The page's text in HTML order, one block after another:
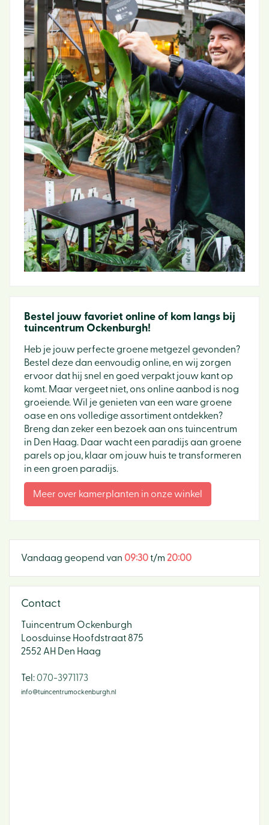
Bestel jouw favoriet online of kom langs bij
tuincentrum Ockenburgh!
Heb je jouw perfecte groene metgezel gevonden?
Bestel deze dan eenvoudig online, en wij zorgen
ervoor dat hij snel en goed verpakt jouw kant op
komt. Maar vergeet niet, ons online aanbod is nog
groeiende. Wil je genieten van een ware groene
oase en ons volledige assortiment ontdekken?
Breng dan zeker een bezoek aan ons tuincentrum
in Den Haag. Daar wacht een paradijs aan groene
parels op jou, klaar om jouw huis te transformeren
in een groen paradijs.
Meer over kamerplanten in onze winkel
Vandaag geopend van 09:30t/m 20:00
Contact
Tuincentrum Ockenburgh
Loosduinse Hoofdstraat 875
2552 AH Den Haag
​Tel:070-3971173
info@tuincentrumockenburgh.nl